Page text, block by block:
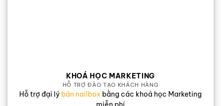
KHOÁ HỌC MARKETING
HỖ TRỢ ĐÀO TẠO KHÁCH HÀNG
Hỗ trợ đại lý bán nailbox bằng các khoá học Marketing